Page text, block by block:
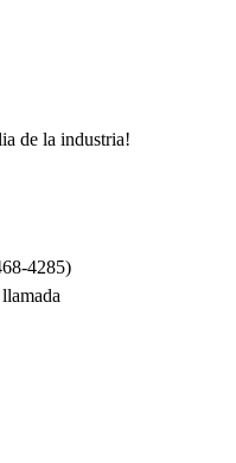
de la industria!
4285)